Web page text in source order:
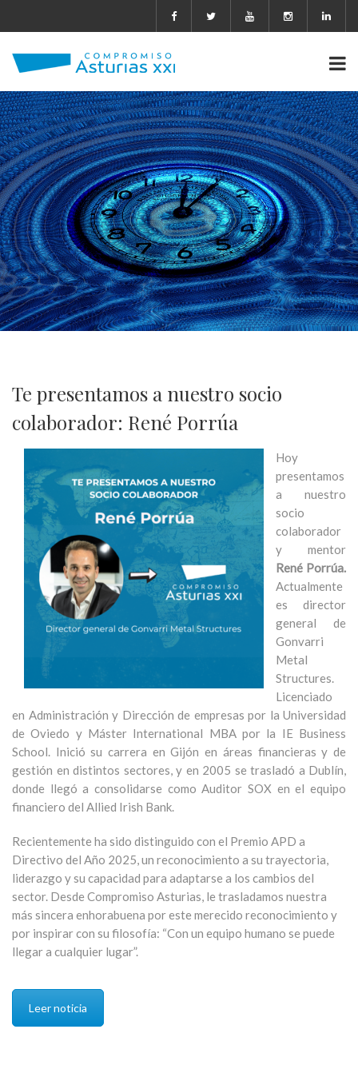
Te presentamos a nuestro socio
colaborador: René Porrúa
Hoy
presentamos
a nuestro
socio
colaborador
y mentor
René Porrúa.
Actualmente
es director
general de
Gonvarri
Metal
Structures.
Licenciado
en Administración y Dirección de empresas por la Universidad
de Oviedo y Máster International MBA por la IE Business
School. Inició su carrera en Gijón en áreas financieras y de
gestión en distintos sectores, y en 2005 se trasladó a Dublín,
donde llegó a consolidarse como Auditor SOX en el equipo
financiero del Allied Irish Bank.
Recientemente ha sido distinguido con el Premio APD a
Directivo del Año 2025, un reconocimiento a su trayectoria,
liderazgo y su capacidad para adaptarse a los cambios del
sector. Desde Compromiso Asturias, le trasladamos nuestra
más sincera enhorabuena por este merecido reconocimiento y
por inspirar con su filosofía: “Con un equipo humano se puede
llegar a cualquier lugar”.
Leer noticia